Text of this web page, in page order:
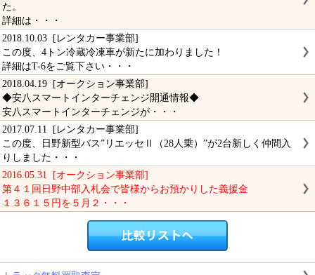
た。
詳細は・・・
2018.10.03 [レンタカー事業部]
この度、4トン冷蔵冷凍車が新たに加わりました！
詳細はT-6をご覧下さい・・・
2018.04.19 [オークション事業部]
◆安八スマートインターチェンジ開通情報◆
安八スマートインターチェンジが・・・
2017.07.11 [レンタカー事業部]
この度、日野新型バス”リエッセⅡ（28人乗）”が2台新しく仲間入
りしました・・・
2016.05.31 [オークション事業部]
第４１回日野中部入札会で皆様からお預かりした義援金
１３６１５円を５月２・・・